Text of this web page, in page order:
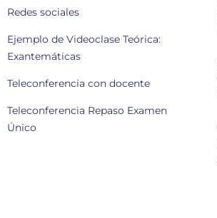
Redes sociales
Ejemplo de Videoclase Teórica:
Exantemáticas
Teleconferencia con docente
Teleconferencia Repaso Examen
Único